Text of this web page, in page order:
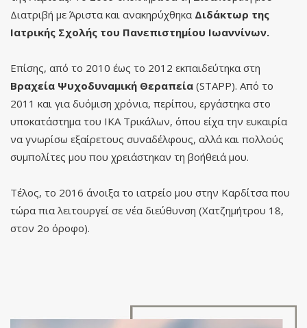
Διατριβή με Άριστα και ανακηρύχθηκα Διδάκτωρ της
Ιατρικής Σχολής του Πανεπιστημίου Ιωαννίνων.
Επίσης, από το 2010 έως το 2012 εκπαιδεύτηκα στη
Βραχεία Ψυχοδυναμική Θεραπεία (STAPP). Από το
2011 και για δυόμιση χρόνια, περίπου, εργάστηκα στο
υποκατάστημα του ΙΚΑ Τρικάλων, όπου είχα την ευκαιρία
να γνωρίσω εξαίρετους συναδέλφους, αλλά και πολλούς
συμπολίτες μου που χρειάστηκαν τη βοήθειά μου.
Τέλος, το 2016 άνοιξα το ιατρείο μου στην Καρδίτσα που
τώρα πια λειτουργεί σε νέα διεύθυνση (Χατζημήτρου 18,
στον 2ο όροφο).